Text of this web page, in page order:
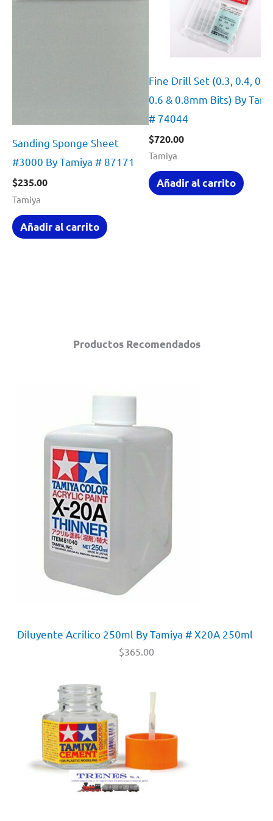
Productos Recomendados
Diluyente Acrilico 250ml By Tamiya # X20A 250ml
$365.00
Sanding Sponge Sheet
#3000 By Tamiya # 87171
$235.00
Tamiya
Añadir al carrito
Fine Drill Set (0.3, 0.4, 0.5,
0.6 & 0.8mm Bits) By
# 74044
$720.00
Tamiya
Añadir al carrito